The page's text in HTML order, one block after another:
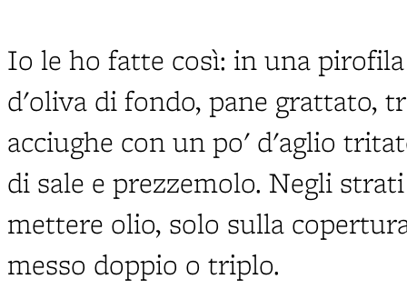
Io le ho fatte così: in una
d'oliva di fondo, pane grattato,
acciughe con un po' d'aglio
di sale e prezzemolo. Negli
mettere olio, solo sulla
messo doppio o triplo.